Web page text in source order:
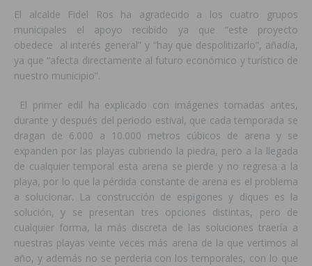
El alcalde Fidel Ros ha agradecido a los cuatro grupos
municipales el apoyo recibido ya que “este proyecto
obedece al interés general” y “hay que despolitizarlo”, añadía,
ya que “afecta directamente al futuro económico y turístico de
nuestro municipio”.
El primer edil ha explicado con imágenes tomadas antes,
durante y después del periodo estival, que cada temporada se
dragan de 6.000 a 10.000 metros cúbicos de arena y se
expanden por las playas cubriendo la piedra, pero a la llegada
de cualquier temporal esta arena se pierde y no regresa a la
playa, por lo que la pérdida constante de arena es el problema
a solucionar. La construcción de espigones y diques es la
solución, y se presentan tres opciones distintas, pero de
cualquier forma, la más discreta de las soluciones traería a
nuestras playas veinte veces más arena de la que vertimos al
año, y además no se perdería con los temporales, con lo que